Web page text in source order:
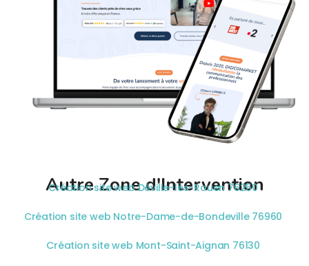
Autre Zone d'Intervention
Création site web Déville-lès-Rouen 76250
Création site web Notre-Dame-de-Bondeville 76960
Création site web Mont-Saint-Aignan 76130